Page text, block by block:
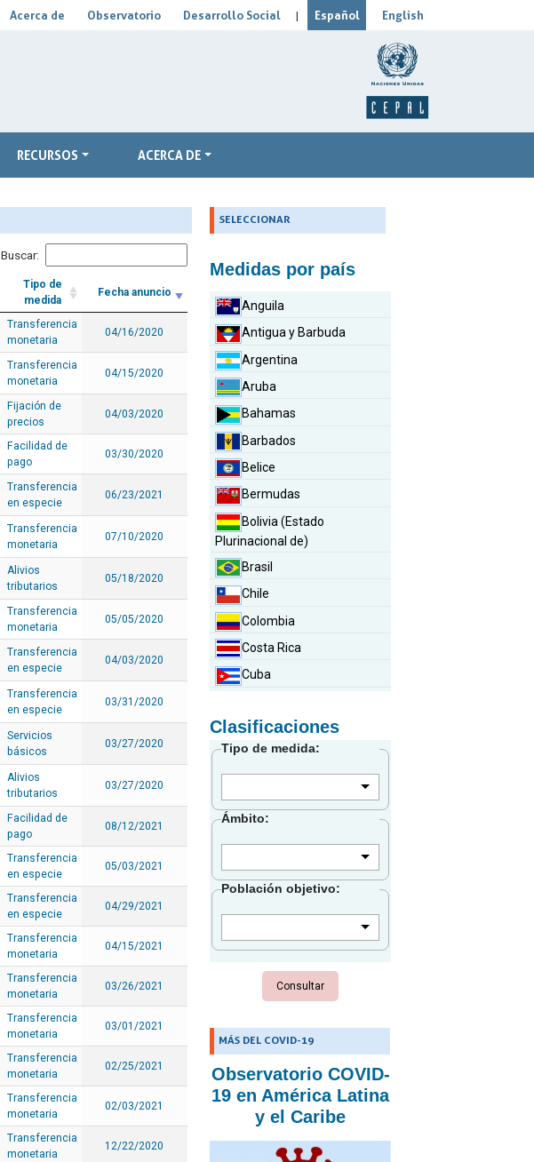
Acerca de Observatorio Desarrollo Social | Español English
RECURSOS ACERCA DE
Buscar:
Tipo de
medida
Fecha anuncio
Transferencia
monetaria
04/16/2020
Transferencia
monetaria
04/15/2020
Fijación de
precios
04/03/2020
Facilidad de
pago
03/30/2020
Transferencia
en especie
06/23/2021
Transferencia
monetaria
07/10/2020
Alivios
tributarios
05/18/2020
Transferencia
monetaria
05/05/2020
Transferencia
en especie
04/03/2020
Transferencia
en especie
03/31/2020
Servicios
básicos
03/27/2020
Alivios
tributarios
03/27/2020
Facilidad de
pago
08/12/2021
Transferencia
en especie
05/03/2021
Transferencia
en especie
04/29/2021
Transferencia
monetaria
04/15/2021
Transferencia
monetaria
03/26/2021
Transferencia
monetaria
03/01/2021
Transferencia
monetaria
02/25/2021
Transferencia
monetaria
02/03/2021
Transferencia
monetaria
12/22/2020
_SELECCIONAR
Medidas por país
Anguila
Antigua y Barbuda
Argentina
Aruba
Bahamas
Barbados
Belice
Bermudas
Bolivia (Estado
Plurinacional de)
Brasil
Chile
Colombia
Costa Rica
Cuba
Dominica
Ecuador
Granada
Guyana
Guayana Francesa
Haití
Honduras
Islas Caimán
Islas Turcas y Caicos
Islas Vírgenes Británicas
Islas Vírgenes de los
Estados Unidos
Jamaica
Martinica
Clasificaciones
Tipo de medida:
Ámbito:
Población objetivo:
MÁS DEL COVID-19
Observatorio COVID-
19 en América Latina
y el Caribe